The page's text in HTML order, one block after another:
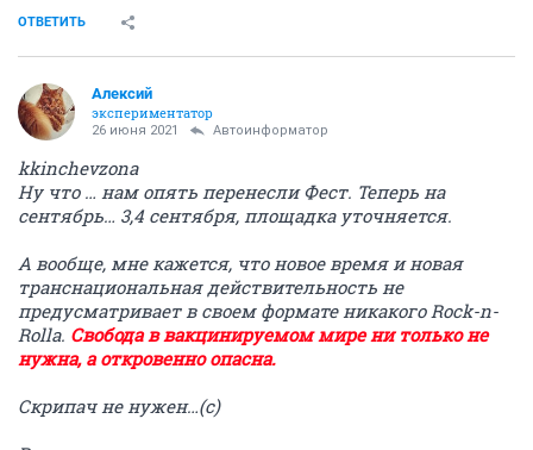
ОТВЕТИТЬ
Алексий
экспериментатор
26 июня 2021 Автоинформатор
kkinchevzona
Ну что … нам опять перенесли Фест. Теперь на
сентябрь… 3,4 сентября, площадка уточняется.
А вообще, мне кажется, что новое время и новая
транснациональная действительность не
предусматривает в своем формате никакого Rock-n-
Rollа. Свобода в вакцинируемом мире ни только не
нужна, а откровенно опасна.
Скрипач не нужен…(с)